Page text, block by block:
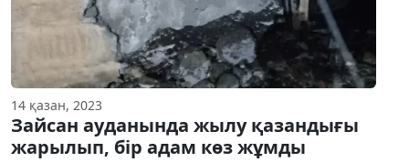
14 қазан, 2023
Зайсан ауданында жылу қазандығы
жарылып, бір адам көз жұмды